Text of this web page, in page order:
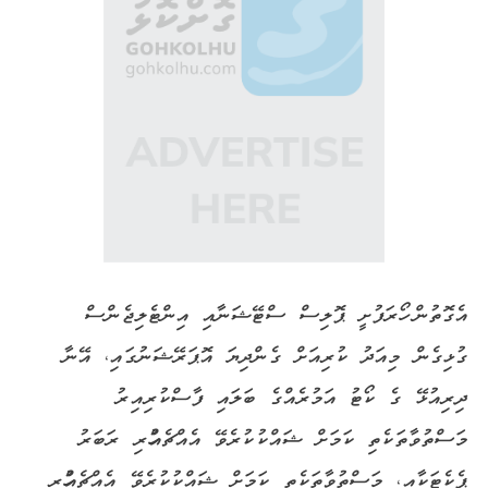
އެގޮތުން ހޯރަފުށީ ޕޮލިސް ސްޓޭޝަނާއި އިންޓެލިޖެންސް
ގުޅިގެން މިއަދު ކުރިއަށް ގެންދިޔަ އޮޕަރޭޝަނުގައި، އޭނާ
ދިރިއުޅޭ ގެ ކޯޓު އަމުރެއްގެ ބަލައި ފާސްކުރިއިރު
މަސްތުވާތަކެތި ކަމަށް ޝައްކުކުރެވޭ އެއްޗެއްހުރި ރަބަރު
ޕެކެޓަކާއި، މަސްތުވާތަކެތި ކަމަށް ޝައްކުކުރެވޭ އެއްޗެއްހުރި